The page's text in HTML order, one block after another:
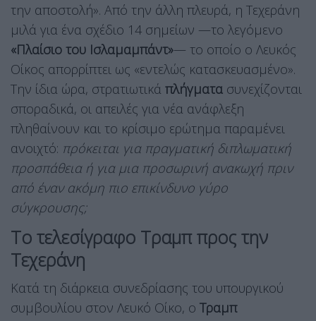
την αποστολή». Από την άλλη πλευρά, η Τεχεράνη
μιλά για ένα σχέδιο 14 σημείων —το λεγόμενο
«Πλαίσιο του Ισλαμαμπάντ»— το οποίο ο Λευκός
Οίκος απορρίπτει ως «εντελώς κατασκευασμένο».
Την ίδια ώρα, στρατιωτικά πλήγματα συνεχίζονται
σποραδικά, οι απειλές για νέα ανάφλεξη
πληθαίνουν και το κρίσιμο ερώτημα παραμένει
ανοιχτό: πρόκειται για πραγματική διπλωματική
προσπάθεια ή για μια προσωρινή ανακωχή πριν
από έναν ακόμη πιο επικίνδυνο γύρο
σύγκρουσης;
Το τελεσίγραφο Τραμπ προς την
Τεχεράνη
Κατά τη διάρκεια συνεδρίασης του υπουργικού
συμβουλίου στον Λευκό Οίκο, ο Τραμπ